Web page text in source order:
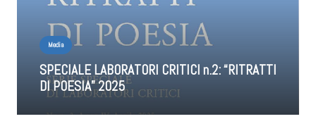
Media
SPECIALE LABORATORI CRITICI n.2: “RITRATTI
DI POESIA” 2025